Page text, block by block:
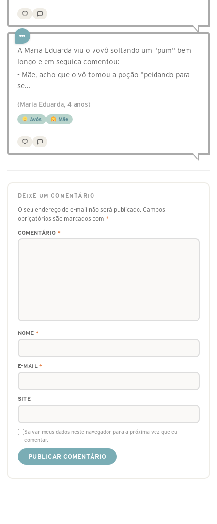
A Maria Eduarda viu o vovô soltando um "pum" bem
longo e em seguida comentou:
- Mãe, acho que o vô tomou a poção "peidando para
se…
(Maria Eduarda, 4 anos)
Avós Mãe
DEIXE UM COMENTÁRIO
O seu endereço de e-mail não será publicado. Campos
obrigatórios são marcados com *
COMENTÁRIO *
NOME *
E-MAIL*
SITE
Salvar meus dados neste navegador para a próxima vez que eu
comentar.